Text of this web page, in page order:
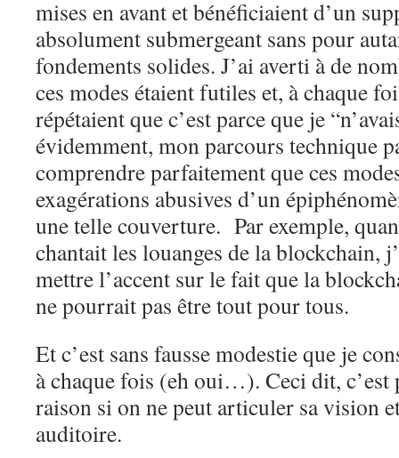
mises en avant et bénéficiaient d’un
absolument submergeant sans pour
fondements solides. J’ai averti à de
ces modes étaient futiles et, à chaque
répétaient que c’est parce que je
évidemment, mon parcours technique
comprendre parfaitement que ces
exagérations abusives d’un
une telle couverture. Par exemple,
chantait les louanges de la blockchain,
mettre l’accent sur le fait que la
ne pourrait pas être tout pour tous.
Et c’est sans fausse modestie que je
à chaque fois (eh oui…). Ceci dit, c’est
raison si on ne peut articuler sa vision
auditoire.